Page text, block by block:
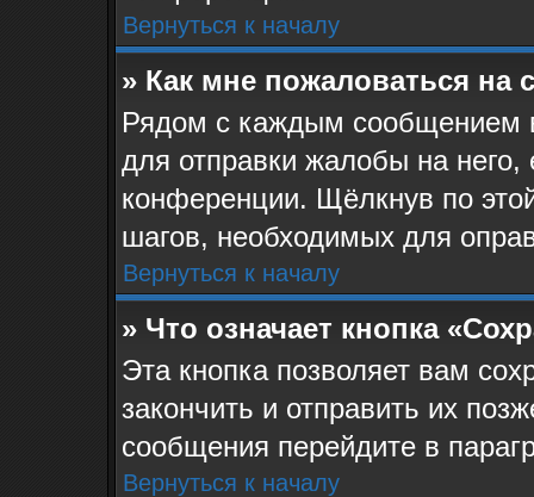
Вернуться к началу
» Как мне пожаловаться на
Рядом с каждым сообщением
для отправки жалобы на
конференции. Щёлкнув по
шагов, необходимых для
Вернуться к началу
» Что означает кнопка
Эта кнопка позволяет вам
закончить и отправить их
сообщения перейдите в
Вернуться к началу